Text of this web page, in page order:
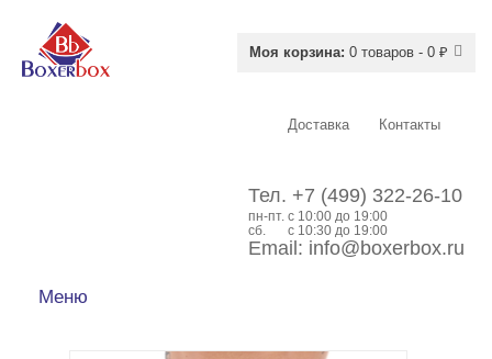
Моя корзина: 0 товаров - 0 ₽
Доставка Контакты
Тел. +7 (499) 322-26-10
пн-пт. c 10:00 до 19:00
сб.
с 10:30 до 19:00
Email: info@boxerbox.ru
Меню